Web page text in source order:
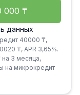
000 ₸
данных
40000 ₸,
₸, APR 3,65%.
на 3 месяца,
на микрокредит